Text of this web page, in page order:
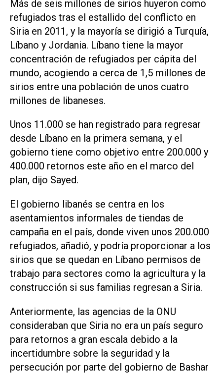
Más de seis millones de sirios huyeron como
refugiados tras el estallido del conflicto en
Siria en 2011, y la mayoría se dirigió a Turquía,
Líbano y Jordania. Líbano tiene la mayor
concentración de refugiados per cápita del
mundo, acogiendo a cerca de 1,5 millones de
sirios entre una población de unos cuatro
millones de libaneses.
Unos 11.000 se han registrado para regresar
desde Líbano en la primera semana, y el
gobierno tiene como objetivo entre 200.000 y
400.000 retornos este año en el marco del
plan, dijo Sayed.
El gobierno libanés se centra en los
asentamientos informales de tiendas de
campaña en el país, donde viven unos 200.000
refugiados, añadió, y podría proporcionar a los
sirios que se quedan en Líbano permisos de
trabajo para sectores como la agricultura y la
construcción si sus familias regresan a Siria.
Anteriormente, las agencias de la ONU
consideraban que Siria no era un país seguro
para retornos a gran escala debido a la
incertidumbre sobre la seguridad y la
persecución por parte del gobierno de Bashar